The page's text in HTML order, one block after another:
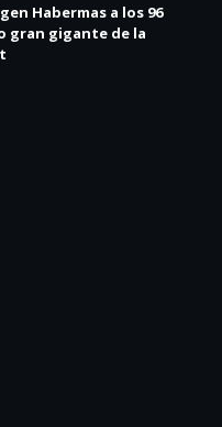
Habermas a los 96
gran gigante de la